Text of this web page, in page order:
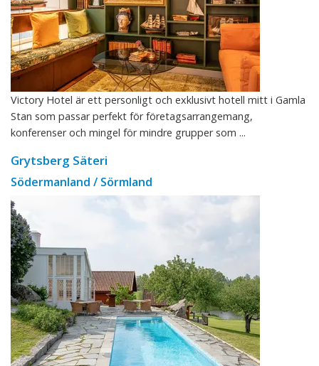
Victory Hotel är ett personligt och exklusivt hotell mitt i Gamla
Stan som passar perfekt för företagsarrangemang,
konferenser och mingel för mindre grupper som ...
Grytsberg Säteri
Södermanland / Sörmland